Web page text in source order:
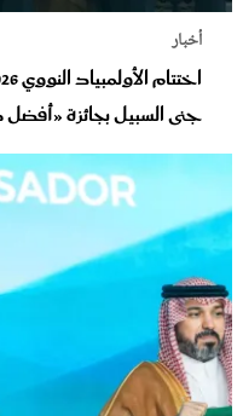
أخبار
جنى السبيل بجائزة «أفضل